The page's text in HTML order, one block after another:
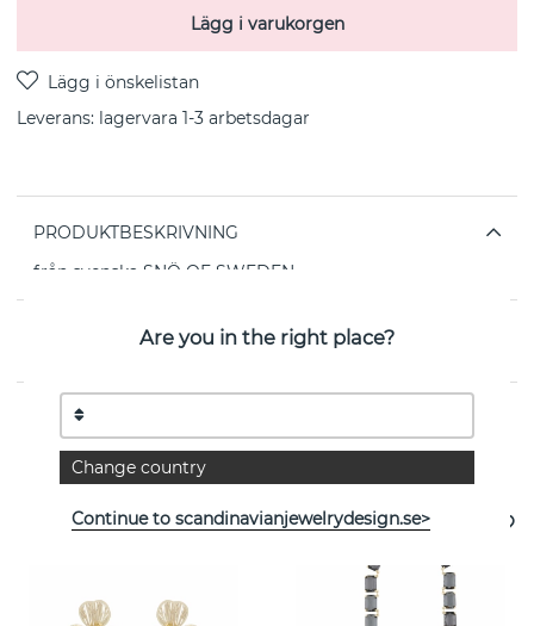
Lägg i varukorgen
Leverans: lagervara 1-3 arbetsdagar
PRODUKTBESKRIVNING
från svenska SNÖ OF SWEDEN
EGENSKAPER
- 35%
Are you in the right place?
Change country
Continue to scandinavianjewelrydesign.se>